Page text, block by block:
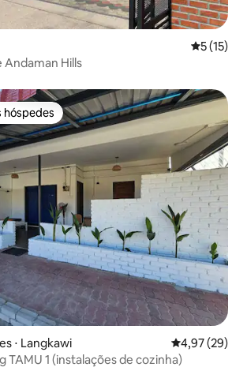
5 de uma
5 (15)
Andaman Hills
preferidos dos hóspedes
hóspedes
⋅ Langkawi 4,97 de uma
4,97 (29)
TAMU 1 (instalações de cozinha)